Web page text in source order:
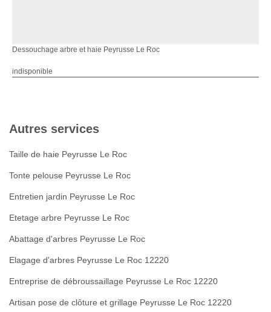
Dessouchage arbre et haie Peyrusse Le Roc
indisponible
Autres services
Taille de haie Peyrusse Le Roc
Tonte pelouse Peyrusse Le Roc
Entretien jardin Peyrusse Le Roc
Etetage arbre Peyrusse Le Roc
Abattage d'arbres Peyrusse Le Roc
Elagage d'arbres Peyrusse Le Roc 12220
Entreprise de débroussaillage Peyrusse Le Roc 12220
Artisan pose de clôture et grillage Peyrusse Le Roc 12220